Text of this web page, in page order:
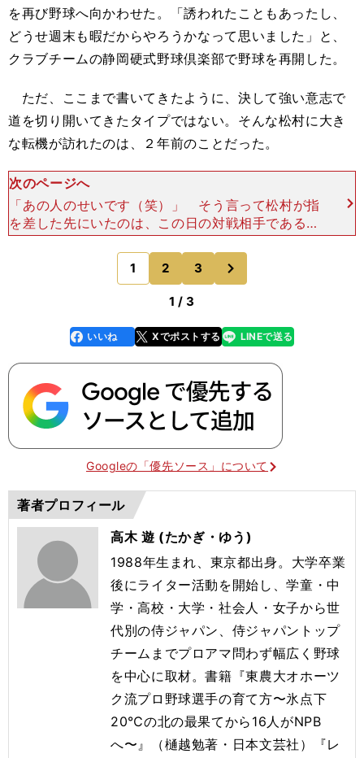
を再び野球へ向かわせた。「誘われたこともあったし、
どうせ週末も暇だからやろうかなって思いました」と、
クラブチームの静岡硬式野球倶楽部で野球を再開した。
ただ、ここまで書いてきたように、決して強い意志で
道を切り開いてきたタイプではない。そんな松村に大き
な転機が訪れたのは、２年前のことだった。
次のページへ
「あの人のせいです（笑）」 そう言って松村が指
を差した先にいたのは、この日の対戦相手である福
島レッドホープスの右腕・島田辰徳だった。 東海
大海洋学部から静岡硬式野球倶楽部に入部した島田
は、コンビニ
1 2 3
1 / 3
faceboo
k
いいね Xでポストする
line LINEで送る
Googleの「優先ソース」について
著者プロフィール
高木 遊 (たかぎ・ゆう)
1988年生まれ、東京都出身。大学卒業
後にライター活動を開始し、学童・中
学・高校・大学・社会人・女子から世
代別の侍ジャパン、侍ジャパントップ
チームまでプロアマ問わず幅広く野球
を中心に取材。書籍『東農大オホーツ
ク流プロ野球選手の育て方〜氷点下
20℃の北の最果てから16人がNPB
へ〜』（樋越勉著・日本文芸社）『レ